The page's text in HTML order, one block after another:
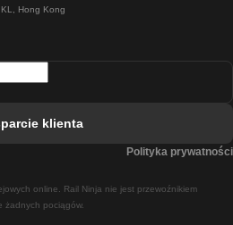
Rzym - Neapol
Madryt - Lizbona
Hong Kong
online. Rail Ninja nie jest przewoźnikiem
żadnych pociągów.
klienta
Polityka prywatności